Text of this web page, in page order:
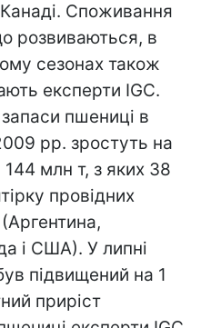
Споживання
розвиваються, в
сезонах також
експерти IGC.
пшениці в
рр. зростуть на
млн т, з яких 38
провідних
і США). У липні
підвищений на 1
приріст